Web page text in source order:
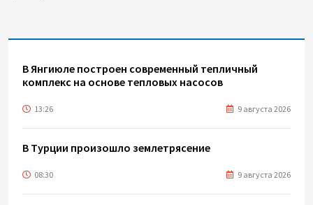
В Янгиюле построен современный тепличный
комплекс на основе тепловых насосов
13:26 9 августа 2026
В Турции произошло землетрясение
08:30 9 августа 2026